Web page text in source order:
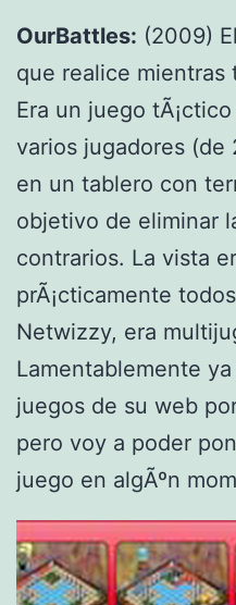
OurBattles: (2009)
que realice mientras
Era un juego
varios jugadores (de
en un tablero con
objetivo de eliminar
contrarios. La vista
prÃ¡cticamente
Netwizzy, era
Lamentablemente
juegos de su web
pero voy a poder
juego en algÃºn